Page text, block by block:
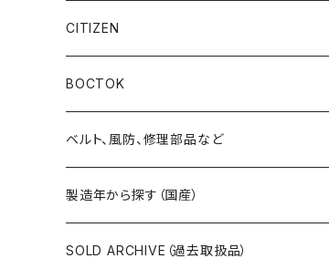
19SEIKO（21石）
その他の懐中時計
クラウン（CROWN）
クロノス（CRONOS）
スカイライナー（SKYLINER）
スポーツマン（SPORTSMAN）
チャンピオン（CHAMPION）
5アクタス（5ACTUS）
5”スポーツ”（5”SPORTS”）
5デラックス（DX）
スポーツマチック（SPORTSMATIC）
セイコーマチック（SEIKOMATIC）
CITIZEN
手巻き腕時計
自動巻き腕時計
BOCTOK
Amphibia/アンフィビア
Komandirskie/コマンダスキー
Komandirskie Jr/コマンダスキージュニア
ベルト、風防、修理部品など
ステンレスベルト
風防（修理、交換用）
製造年から探す（国産）
1940年代
SOLD ARCHIVE（過去取扱品）